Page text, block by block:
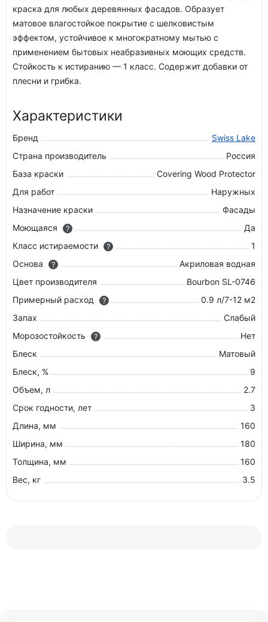
краска для любых деревянных фасадов. Образует
матовое влагостойкое покрытие с шелковистым
эффектом, устойчивое к многократному мытью с
применением бытовых неабразивных моющих средств.
Стойкость к истиранию — 1 класс. Содержит добавки от
плесни и грибка.
Характеристики
Бренд
Swiss Lake
Страна производитель
Россия
База краски
Covering Wood Protector
Для работ
Наружных
Назначение краски
Фасады
Моющаяся
?
Да
Класс истираемости
?
1
Основа
?
Акриловая водная
Цвет производителя
Bourbon SL-0746
Примерный расход
?
0.9 л/7-12 м2
Запах
Слабый
Морозостойкость
?
Нет
Блеск
Матовый
Блеск, %
9
Объем, л
2.7
Срок годности, лет
3
Длина, мм
160
Ширина, мм
180
Толщина, мм
160
Вес, кг
3.5